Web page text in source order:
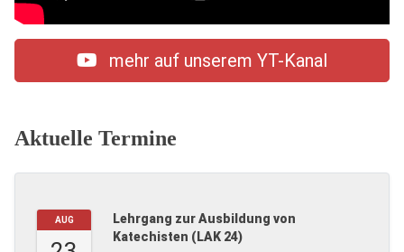
mehr auf unserem YT-Kanal
Aktuelle Termine
AUG
Lehrgang zur Ausbildung von
Katechisten (LAK 24)